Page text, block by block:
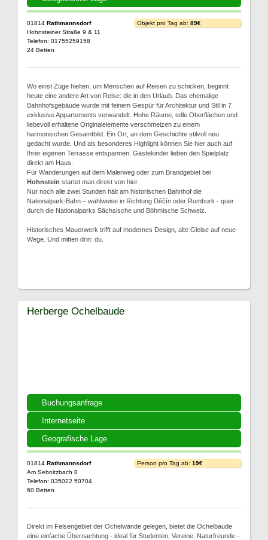
01814 Rathmannsdorf
Hohnsteiner Straße 9 & 11
Telefon: 01755259158
24 Betten
Objekt pro Tag ab: 89€
Wo einst Züge hielten, um Menschen auf Reisen zu schicken, beginnt
heute eine andere Art von Reise: die in den Urlaub. Das ehemalige
Bahnhofsgebäude wurde mit feinem Gespür für Architektur und Stil in 7
exklusive Appartements verwandelt. Hohe Räume, edle Oberflächen und
liebevoll erhaltene Originalelemente verschmelzen zu einem
harmonischen Gesamtbild. Ein Ort, an dem Geschichte stilvoll neu
gedacht wurde. Und als besonderes Highlight können Sie hier auch auf
Ihrer eigenen Terrasse entspannen. Gästekinder lieben den Spielplatz
direkt am Haus.
Für Wanderungen auf dem Malerweg oder zum Brandgebiet bei
Hohnstein startet man direkt von hier.
Nur noch alle zwei Stunden hält am historischen Bahnhof die
Nationalpark-Bahn – wahlweise in Richtung Děčín oder Rumburk - quer
durch die Nationalparks Sächsische und Böhmische Schweiz.
Historisches Mauerwerk trifft auf modernes Design, alte Gleise auf neue
Wege. Und mitten drin: du.
Buchungsanfrage
Internetseite
Geografische Lage
Herberge Ochelbaude
01814 Rathmannsdorf
Am Sebnitzbach 8
Telefon: 035022 50704
60 Betten
Person pro Tag ab: 19€
Direkt im Felsengebiet der Ochelwände gelegen, bietet die Ochelbaude
eine einfache Übernachtung - ideal für Studenten, Vereine, Naturfreunde -